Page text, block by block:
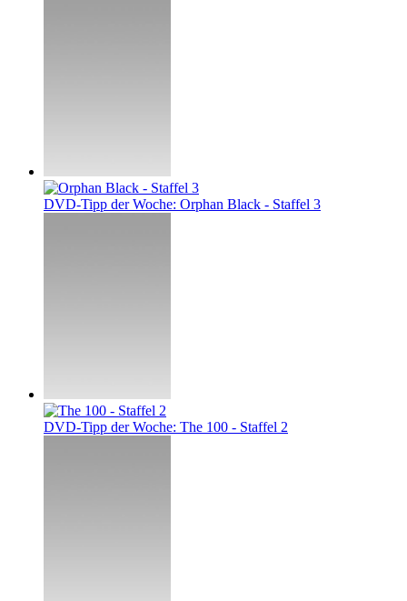
DVD-Tipp der Woche: Orphan Black - Staffel 3
DVD-Tipp der Woche: The 100 - Staffel 2